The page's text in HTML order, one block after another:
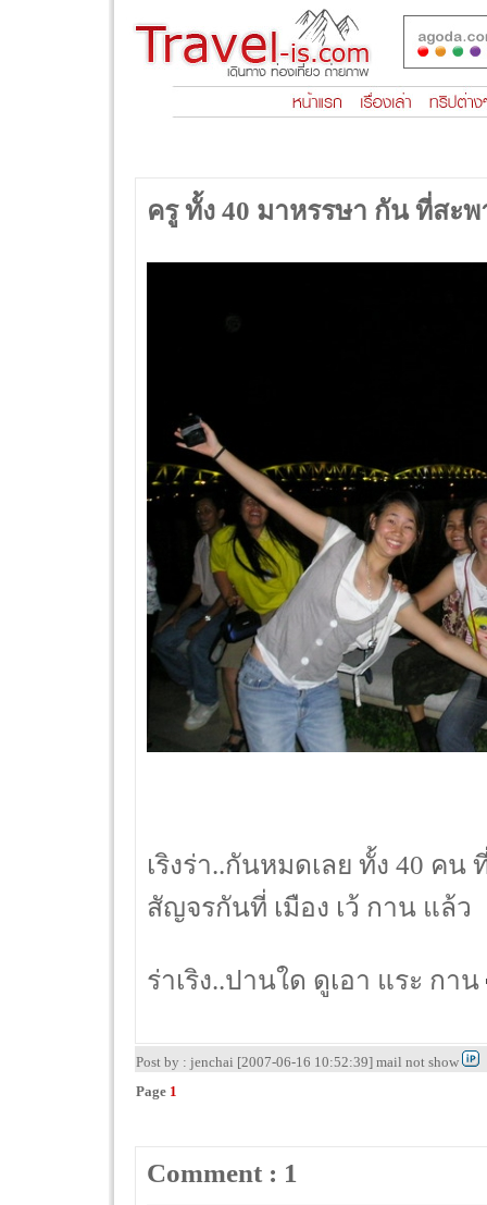
ครู ทั้ง 40 มาหรรษา กัน ที่สะ
เริงร่า..กันหมดเลย ทั้ง 40 ค
สัญจรกันที่ เมือง เว้ กาน แล้ว
ร่าเริง..ปานใด ดูเอา แระ กาน
Post by : jenchai [2007-06-16 10:52:39] mail not show
Page 1
Comment : 1